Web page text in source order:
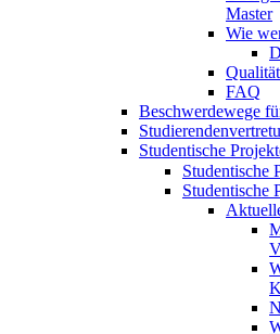
Master
Wie
FAQ
Beschwerdewege
Studentische
Studentische
Studentische